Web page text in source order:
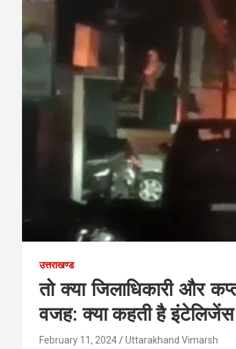
उत्तराखण्ड
तो क्या जिलाधिकारी और
वजह: क्या कहती है इंटेलिजेंस
February 11, 2024 Uttarakhand Vimarsh